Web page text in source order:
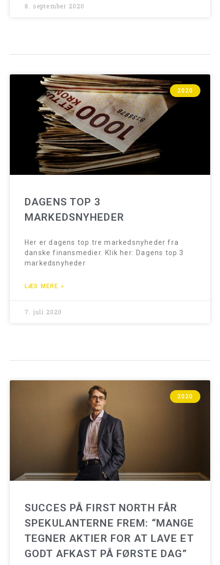
8. september 2020
2020
DAGENS TOP 3
MARKEDSNYHEDER
Her er dagens top tre markedsnyheder fra
danske finansmedier. Klik her: Dagens top 3
markedsnyheder
LÆS MERE »
7. juli 2020
2020
SUCCES PÅ FIRST NORTH FÅR
SPEKULANTERNE FREM: “MANGE
TEGNER AKTIER FOR AT LAVE ET
GODT AFKAST PÅ FØRSTE DAG”